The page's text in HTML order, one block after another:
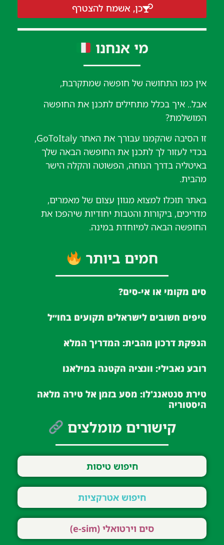
כן, אשמח להצטרף
מי אנחנו
אין כמו התחושה של חופשה שמתקרבת,
אבל.. איך בכלל מתחילים לתכנן את החופשה
המושלמת?
זו הסיבה שהקמנו עבורך את האתר GoToItaly,
בכדי לעזור לך לתכנן את החופשה הבאה שלך
באיטליה בדרך הנוחה, הפשוטה והקלה הישר
מהבית.
באתר תוכלו למצוא מגוון עצום של מאמרים,
מדריכים, ביקורות והטבות יחודיות שיהפכו את
החופשה הבאה למיוחדת במינה.
חמים ביותר
סים מקומי או אי-סים?
טיפים חשובים לישראלים תקועים בחו״ל
הנפקת דרכון מהבית: המדריך המלא
רובע נאבילי: וונציה הקטנה במילאנו
טירת סנטאנג'לו: מסע בזמן אל טירה מלאה
היסטוריה
קישורים מומלצים
חיפוש טיסות
חיפוש אטרקציות
סים וירטואלי (e-sim)